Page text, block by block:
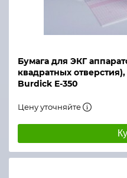
Бумага для ЭКГ
квадратных
Burdick E-350
Цену уточняйте